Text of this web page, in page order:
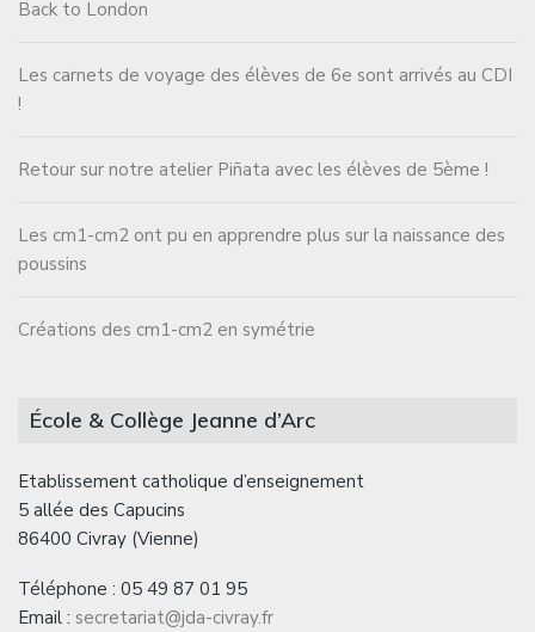
Back to London
Les carnets de voyage des élèves de 6e sont arrivés au CDI
!
Retour sur notre atelier Piñata avec les élèves de 5ème !
Les cm1-cm2 ont pu en apprendre plus sur la naissance des
poussins
Créations des cm1-cm2 en symétrie
École & Collège Jeanne d’Arc
Etablissement catholique d’enseignement
5 allée des Capucins
86400 Civray (Vienne)
Téléphone : 05 49 87 01 95
Email : secretariat@jda-civray.fr